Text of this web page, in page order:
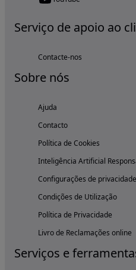
Serviço de apoio ao
Contacte-nos
Sobre nós
Ajuda
Contacto
Política de Cookies
Inteligência Artificial
Configurações de privacidade
Condições de Utilização
Política de Privacidade
Livro de Reclamações online
Serviços e